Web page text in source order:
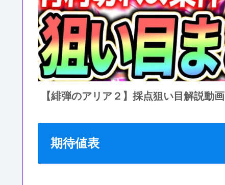
【緋弾のアリア２】採点狙い目解説動画
期待値表